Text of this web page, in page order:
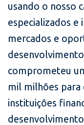
usando o nosso
especializados e
mercados e
comprometeu
mil milhões para
instituições